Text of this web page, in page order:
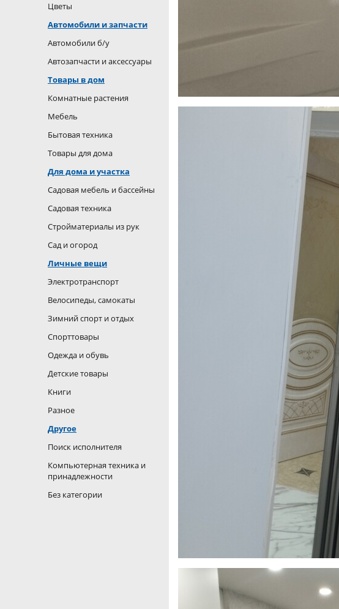
Цветы
Автомобили и запчасти
Автомобили б/у
Автозапчасти и аксессуары
Товары в дом
Комнатные растения
Мебель
Бытовая техника
Товары для дома
Для дома и участка
Садовая мебель и бассейны
Садовая техника
Стройматериалы из рук
Сад и огород
Личные вещи
Электротранспорт
Велосипеды, самокаты
Зимний спорт и отдых
Спорттовары
Одежда и обувь
Детские товары
Книги
Разное
Другое
Поиск исполнителя
Компьютерная техника и
принадлежности
Без категории